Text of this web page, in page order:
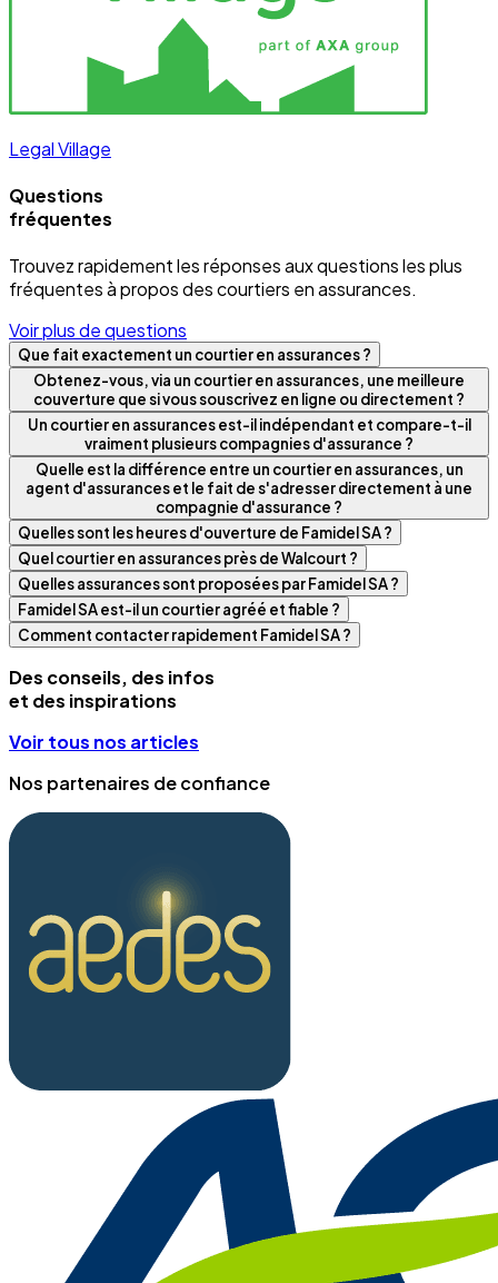
Legal Village
Questions
fréquentes
Trouvez rapidement les réponses aux questions les plus
fréquentes à propos des courtiers en assurances.
Voir plus de questions
Que fait exactement un courtier en assurances ?
Obtenez-vous, via un courtier en assurances, une meilleure
couverture que si vous souscrivez en ligne ou directement ?
Un courtier en assurances est-il indépendant et compare-t-il
vraiment plusieurs compagnies d'assurance ?
Quelle est la différence entre un courtier en assurances, un
agent d'assurances et le fait de s'adresser directement à une
compagnie d'assurance ?
Quelles sont les heures d'ouverture de Famidel SA ?
Quel courtier en assurances près de Walcourt ?
Quelles assurances sont proposées par Famidel SA ?
Famidel SA est-il un courtier agréé et fiable ?
Comment contacter rapidement Famidel SA ?
Des conseils, des infos
et des inspirations
Voir tous nos articles
Nos partenaires de confiance